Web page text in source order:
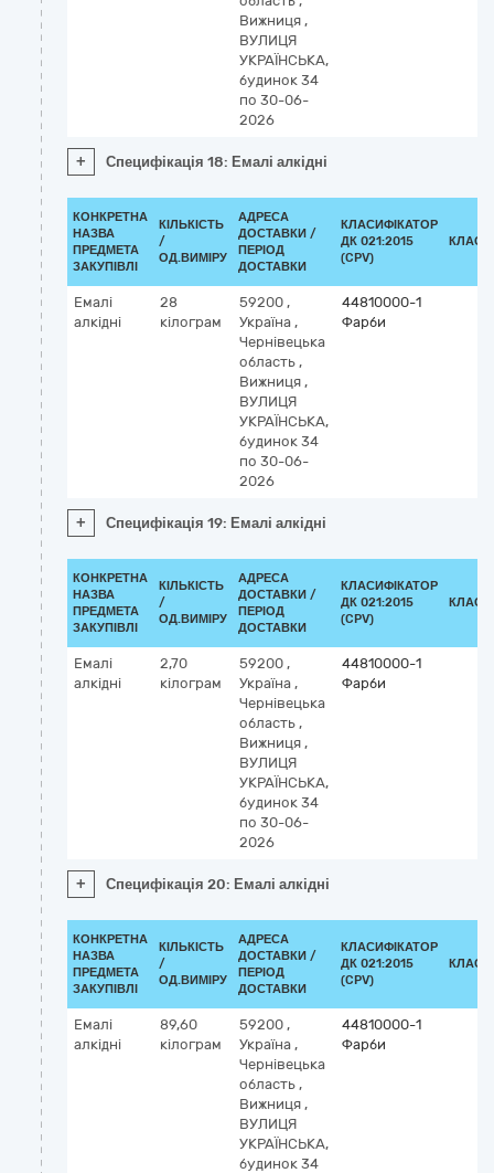
Вижниця ,
ВУЛИЦЯ
УКРАЇНСЬКА,
будинок 34
по 30-06-
2026
+ Специфікація 18: Емалі алкідні
КОНКРЕТНА
НАЗВА
ПРЕДМЕТА
ЗАКУПІВЛІ
КІЛЬКІСТЬ
/
ОД.ВИМІРУ
АДРЕСА
ДОСТАВКИ /
ПЕРІОД
ДОСТАВКИ
КЛАСИФІКАТОР
ДК 021:2015
(CPV)
Емалі
алкідні
28
кілограм
59200 ,
Україна ,
Чернівецька
область ,
Вижниця ,
ВУЛИЦЯ
УКРАЇНСЬКА,
будинок 34
по 30-06-
2026
44810000-1
Фарби
+ Специфікація 19: Емалі алкідні
КОНКРЕТНА
НАЗВА
ПРЕДМЕТА
ЗАКУПІВЛІ
КІЛЬКІСТЬ
/
ОД.ВИМІРУ
АДРЕСА
ДОСТАВКИ /
ПЕРІОД
ДОСТАВКИ
КЛАСИФІКАТОР
ДК 021:2015
(CPV)
Емалі
алкідні
2,70
кілограм
59200 ,
Україна ,
Чернівецька
область ,
Вижниця ,
ВУЛИЦЯ
УКРАЇНСЬКА,
будинок 34
по 30-06-
2026
44810000-1
Фарби
+ Специфікація 20: Емалі алкідні
КОНКРЕТНА
НАЗВА
ПРЕДМЕТА
ЗАКУПІВЛІ
КІЛЬКІСТЬ
/
ОД.ВИМІРУ
АДРЕСА
ДОСТАВКИ /
ПЕРІОД
ДОСТАВКИ
КЛАСИФІКАТОР
ДК 021:2015
(CPV)
Емалі
алкідні
89,60
кілограм
59200 ,
Україна ,
Чернівецька
область ,
Вижниця ,
ВУЛИЦЯ
УКРАЇНСЬКА,
будинок 34
44810000-1
Фарби